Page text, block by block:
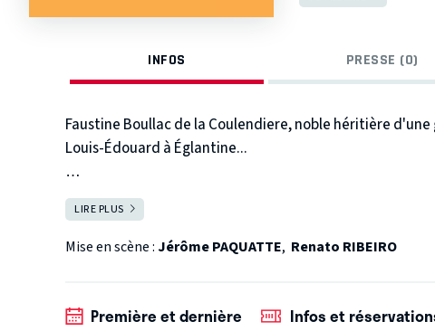
INFOS PRESSE (0)
Faustine Boullac de la Coulendiere, noble héritière
Louis-Édouard à Églantine...
Djamila Bouhamza non moins fortunée mais d'origine
raison pour sa fille Fatima.
s'unir...
LIRE PLUS
Mise en scène :Jérôme PAQUATTE, Renato RIBEIRO
Première et dernière Infos et